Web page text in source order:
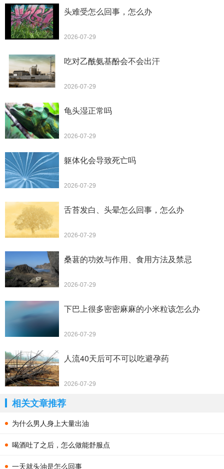
头难受怎么回事，怎么办
2026-07-29
吃对乙酰氨基酚会不会出汗
2026-07-29
龟头湿正常吗
2026-07-29
躯体化会导致死亡吗
2026-07-29
舌苔发白、头晕怎么回事，怎么办
2026-07-29
桑葚的功效与作用、食用方法及禁忌
2026-07-29
下巴上很多密密麻麻的小米粒该怎么办
2026-07-29
人流40天后可不可以吃避孕药
2026-07-29
相关文章推荐
为什么男人身上大量出油
喝酒吐了之后，怎么做能舒服点
一天就头油是怎么回事